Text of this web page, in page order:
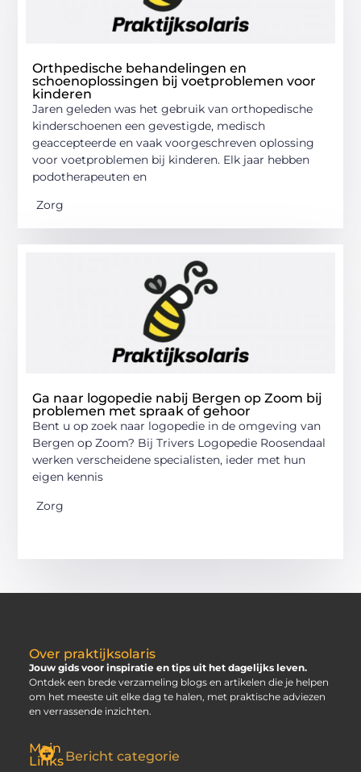
Orthpedische behandelingen en
schoenoplossingen bij voetproblemen voor
kinderen
Jaren geleden was het gebruik van orthopedische
kinderschoenen een gevestigde, medisch
geaccepteerde en vaak voorgeschreven oplossing
voor voetproblemen bij kinderen. Elk jaar hebben
podotherapeuten en
Zorg
Ga naar logopedie nabij Bergen op Zoom bij
problemen met spraak of gehoor
Bent u op zoek naar logopedie in de omgeving van
Bergen op Zoom? Bij Trivers Logopedie Roosendaal
werken verscheidene specialisten, ieder met hun
eigen kennis
Zorg
Over praktijksolaris
Jouw gids voor inspiratie en tips uit het dagelijks leven.
Ontdek een brede verzameling blogs en artikelen die je helpen
om het meeste uit elke dag te halen, met praktische adviezen
en verrassende inzichten.
Main
LinksBericht categorie